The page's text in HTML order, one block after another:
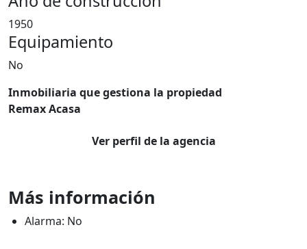
1950
Equipamiento
No
Inmobiliaria que gestiona la propiedad
Remax Acasa
Ver perfil de la agencia
Más información
Alarma: No